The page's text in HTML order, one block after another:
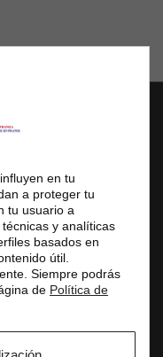
previa
en tu
a proteger tu
tu usuario a
técnicas y analíticas
basados en
útil.
Siempre podrás
de Política de